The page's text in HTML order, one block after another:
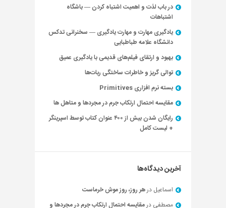
در باب لذت و اهمیت اشتباه کردن — باشگاه
اشتباهات
یادگیری مهارت و مهارت یادگیری — سخنرانی تدکس
دانشگاه علامه طباطبایی
بهبود و ارتقای فیلم‌های قدیمی با یادگیری عمیق
توالی گریز و خاطرات ساختگی ربات‌ها
بسته نرم افزاری Primitives
مقایسه احتمال ارتکاب جرم در مجردها و متاهل ها
رایگان شدن بیش از ۴۰۰ عنوان کتاب توسط اسپرینگر
+ لیست کامل
آخرین دیدگاه‌ها
اسماعیل درهر روز، روز موش خرماست
مصطفی درمقایسه احتمال ارتکاب جرم در مجردها و